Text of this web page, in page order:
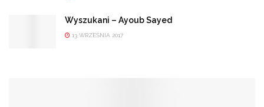
Wyszukani – Ayoub Sayed
13 WRZEŚNIA 2017